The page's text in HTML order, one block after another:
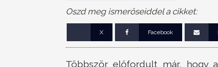
Oszd meg ismerőseiddel a cikket:
X Facebook
Többször előfordult már, hogy